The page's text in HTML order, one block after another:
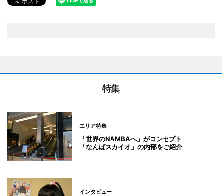
特集
エリア特集
「世界のNAMBAへ」がコンセプト
「なんばスカイオ」の内部をご紹介
インタビュー